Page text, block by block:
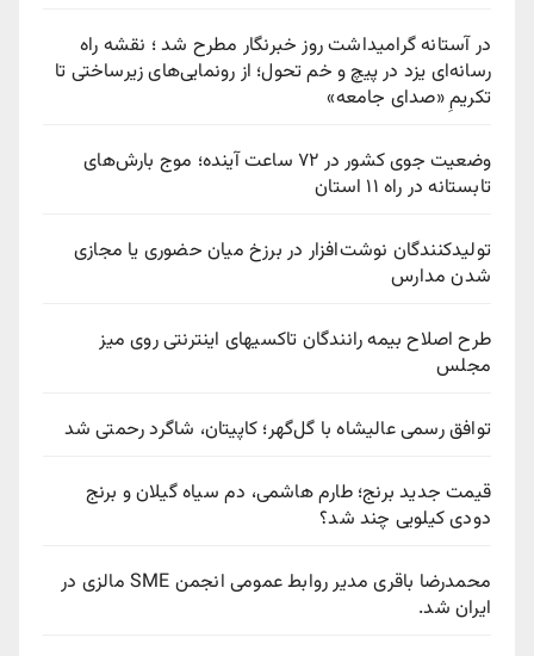
در آستانه گرامیداشت روز خبرنگار مطرح شد ؛ نقشه راه
رسانه‌ای یزد در پیچ‌ و خم تحول؛ از رونمایی‌های زیرساختی تا
تکریمِ «صدای جامعه»
وضعیت جوی کشور در ۷۲ ساعت آینده؛ موج بارش‌های
تابستانه در راه ۱۱ استان
تولیدکنندگان نوشت‌افزار در برزخ میان حضوری یا مجازی
شدن مدارس
طرح اصلاح بیمه رانندگان تاکسیهای اینترنتی روی میز
مجلس
توافق رسمی عالیشاه با گل‌گهر؛ کاپیتان، شاگرد رحمتی شد
قیمت جدید برنج؛ طارم هاشمی، دم سیاه گیلان و برنج
دودی کیلویی چند شد؟
محمدرضا باقری مدیر روابط عمومی انجمن SME مالزی در
ایران شد.